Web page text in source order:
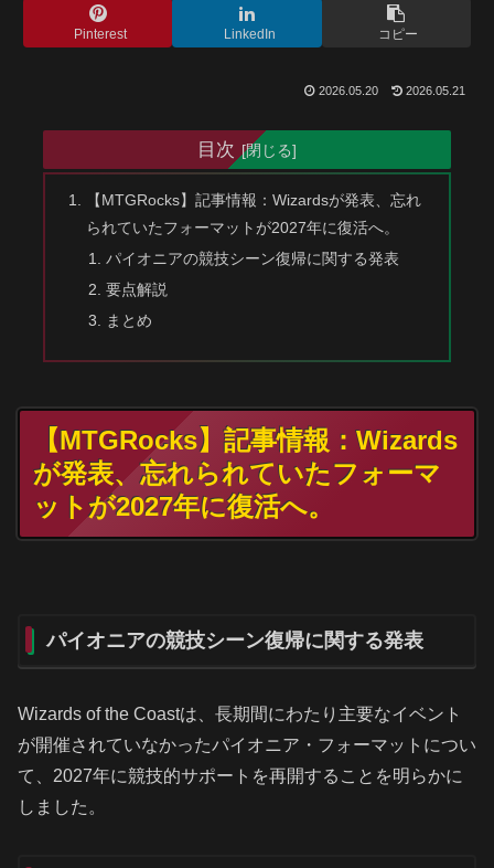
Pinterest LinkedIn コピー
2026.05.20 2026.05.21
目次
【MTGRocks】記事情報：Wizardsが発表、忘れ
られていたフォーマットが2027年に復活へ。
パイオニアの競技シーン復帰に関する発表
要点解説
まとめ
【MTGRocks】記事情報：Wizards
が発表、忘れられていたフォーマ
ットが2027年に復活へ。
パイオニアの競技シーン復帰に関する発表
Wizards of the Coastは、長期間にわたり主要なイベント
が開催されていなかったパイオニア・フォーマットについ
て、2027年に競技的サポートを再開することを明らかに
しました。